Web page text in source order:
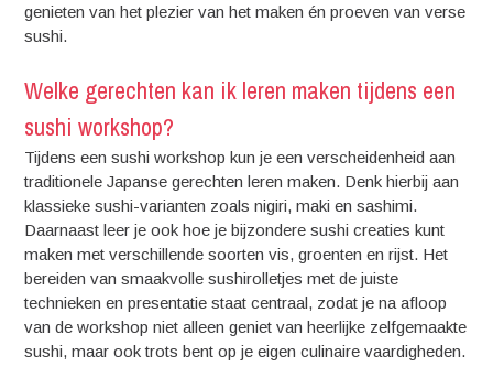
genieten van het plezier van het maken én proeven van verse
sushi.
Welke gerechten kan ik leren maken tijdens een
sushi workshop?
Tijdens een sushi workshop kun je een verscheidenheid aan
traditionele Japanse gerechten leren maken. Denk hierbij aan
klassieke sushi-varianten zoals nigiri, maki en sashimi.
Daarnaast leer je ook hoe je bijzondere sushi creaties kunt
maken met verschillende soorten vis, groenten en rijst. Het
bereiden van smaakvolle sushirolletjes met de juiste
technieken en presentatie staat centraal, zodat je na afloop
van de workshop niet alleen geniet van heerlijke zelfgemaakte
sushi, maar ook trots bent op je eigen culinaire vaardigheden.